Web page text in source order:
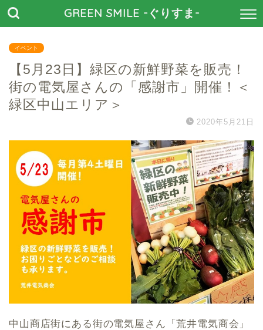
GREEN SMILE -ぐりすま-
イベント
【5月23日】緑区の新鮮野菜を販売！
街の電気屋さんの「感謝市」開催！＜
緑区中山エリア＞
2020年5月21日
中山商店街にある街の電気屋さん「荒井電気商会」